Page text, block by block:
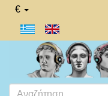
€